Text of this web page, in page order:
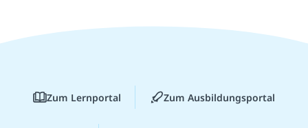
Zum Lernportal Zum Ausbildungsportal